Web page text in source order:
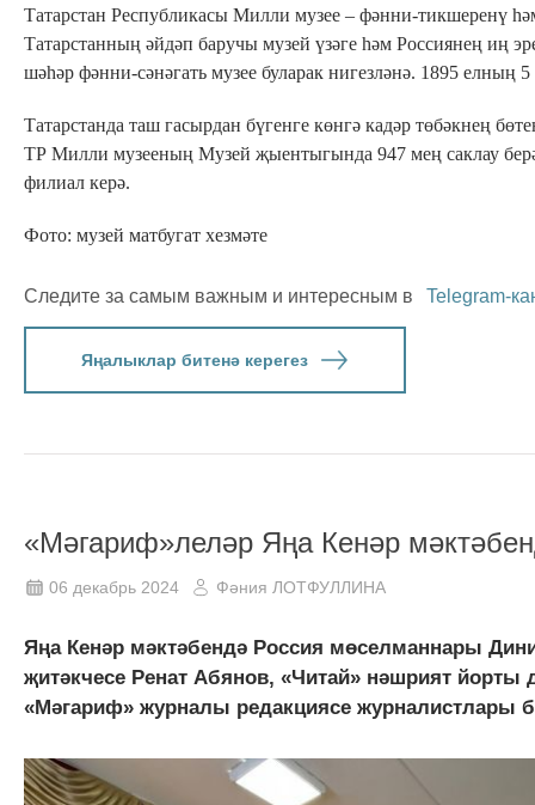
Татарстан Республикасы Милли музее – фәнни-тикшеренү
Татарстанның әйдәп баручы музей үзәге һәм Россиянең иң
шәһәр фәнни-сәнәгать музее буларак нигезләнә. 1895 елның
Татарстанда таш гасырдан бүгенге көнгә кадәр төбәкнең
ТР Милли музееның Музей җыентыгында 947 мең саклау
филиал керә.
Фото: музей матбугат хезмәте
Следите за самым важным и интересным в Telegram-
Яңалыклар битенә керегез
«Мәгариф»леләр Яңа Кенәр
06 декабрь 2024 Фәния ЛОТФУЛЛИНА
Яңа Кенәр мәктәбендә Россия мөселманнары
җитәкчесе Ренат Абянов, «Читай» нәшрият
«Мәгариф» журналы редакциясе журналистлары